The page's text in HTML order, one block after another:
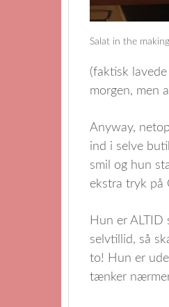
Salat in the making
(faktisk
morgen, men
Anyway,
ind i selve
smil og hun
ekstra tryk på
Hun er ALTID
selvtillid, så
to! Hun er
tænker